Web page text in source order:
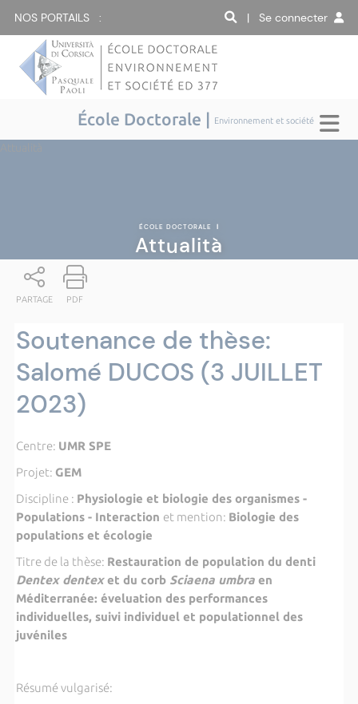
NOS PORTAILS : | Se connecter
École Doctorale | Environnement et société
ÉCOLE DOCTORALE |
Attualità
PARTAGE PDF
Soutenance de thèse:
Salomé DUCOS (3 JUILLET
2023)
Centre: UMR SPE
Projet: GEM
Discipline : Physiologie et biologie des organismes -
Populations - Interaction et mention: Biologie des
populations et écologie
Titre de la thèse: Restauration de population du denti
Dentex dentexet du corb Sciaena umbraen
Méditerranée: éveluation des performances
individuelles, suivi individuel et populationnel des
juvéniles
Résumé vulgarisé: